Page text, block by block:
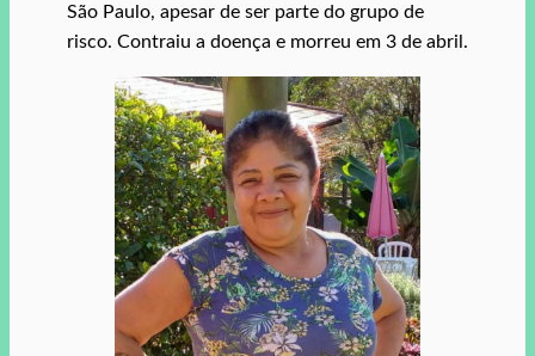
São Paulo, apesar de ser parte do grupo de
risco. Contraiu a doença e morreu em 3 de abril.